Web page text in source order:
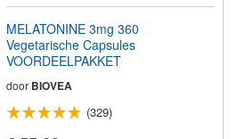
MELATONINE 3mg 360
Vegetarische Capsules
VOORDEELPAKKET
door BIOVEA
(329)